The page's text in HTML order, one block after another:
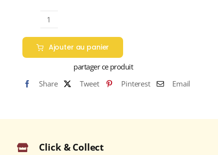
quantité
de
THÉ
DES
VACANCES
BIO
BIO
Thé
Ajouter au panier
partager ce produit
Share
Tweet Pinterest Email
Click & Collect